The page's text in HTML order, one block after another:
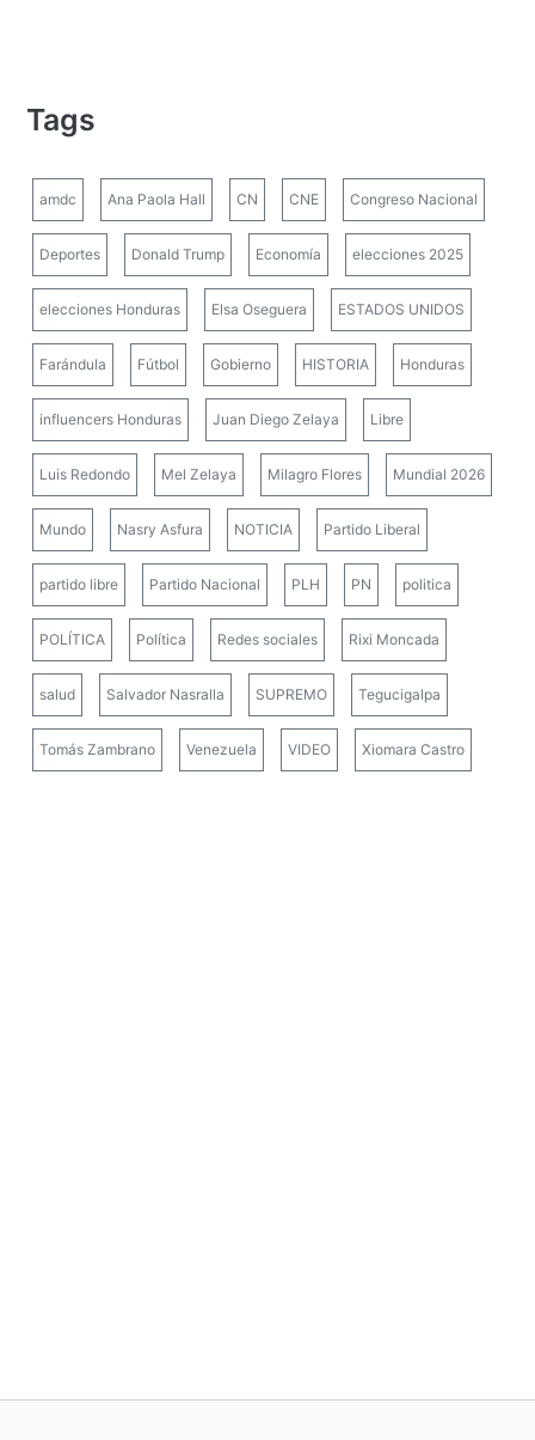
Tags
amdc Ana Paola Hall CN CNE Congreso Nacional
Deportes Donald Trump Economía elecciones 2025
elecciones Honduras Elsa Oseguera ESTADOS UNIDOS
Farándula Fútbol Gobierno HISTORIA Honduras
influencers Honduras Juan Diego Zelaya Libre
Luis Redondo Mel Zelaya Milagro Flores Mundial 2026
Mundo Nasry Asfura NOTICIA Partido Liberal
partido libre Partido Nacional PLH PN politica
POLÍTICA Política Redes sociales Rixi Moncada
salud Salvador Nasralla SUPREMO Tegucigalpa
Tomás Zambrano Venezuela VIDEO Xiomara Castro